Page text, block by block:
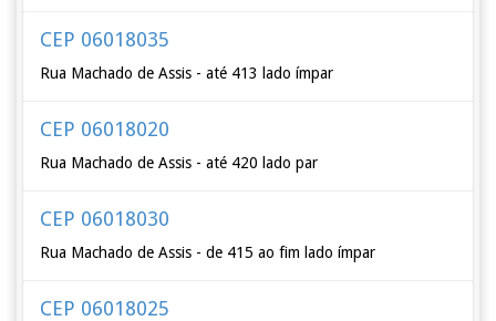
CEP 06018035
Rua Machado de Assis - até 413 lado ímpar
CEP 06018020
Rua Machado de Assis - até 420 lado par
CEP 06018030
Rua Machado de Assis - de 415 ao fim lado ímpar
CEP 06018025